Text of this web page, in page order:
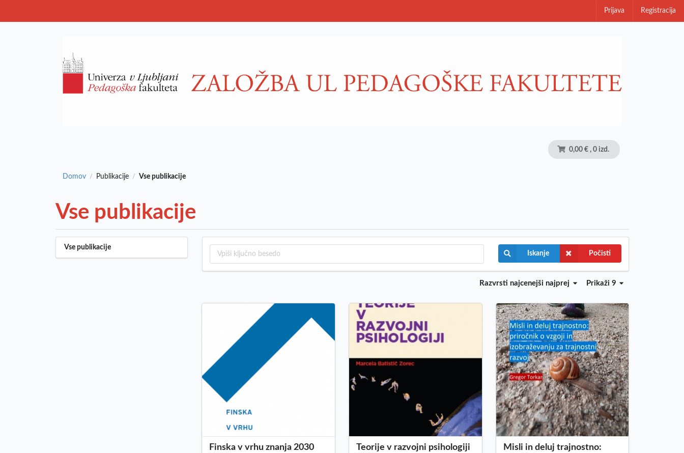
Prijava Registracija
0,00 € , 0 izd.
Domov / Publikacije / Vse publikacije
Vse publikacije
Vse publikacije
Iskanje
Počisti
Prikaži 9
Razvrsti najcenejši najprej
Finska v vrhu znanja 2030 Teorije v razvojni psihologiji
Misli in deluj trajnostno: